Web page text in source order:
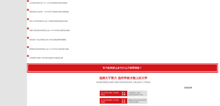
凉山复读学校多少钱一年？2026年陪读家长揭开真实账单
雅安复读怎么选学校：2026年高三复读家长的真实选择指南
南充公办高考复读班怎么选？本地家长最该知道的提分真相
成都2万多复读学校到底怎么选？2026年家长必须算清这笔账
南充复读一年总共要花多少钱？家长必看的费用明细解析
雅安附近高考复读学校怎么选？2025年高三复读班提分攻略
达州复读8万够吗？家长算完这笔账才发现差距在哪
补习机构那么多为什么只推荐我校？
选择大于努力 选对学校才能上好大学
高考备考院校分两类 深耕川考的高考学校 与其余的中小学机构
其他机构
专注高考应试教学 只招收高
考学生
招 生
范 围
小初高辅导一起做
对高考应试教学不专业
专注高考应试教学 只开设高
考课程
开 设
课 程
根据招生情况 临时决定开设
小初高任意课程